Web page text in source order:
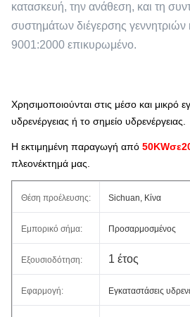
κατασκευή, την ανάθεση, και τη
συστημάτων διέγερσης γεννητριών
9001:2000 επικυρωμένο.
Χρησιμοποιούνται στις μέσο και μικρό
υδρενέργειας ή το σημείο υδρενέργειας.
Η εκτιμημένη παραγωγή από 50
πλεονέκτημά μας.
Θέση προέλευσης: Sichuan, Κίνα
Εμπορικό σήμα: Προσαρμοσμένος
Εξουσιοδότηση: 1 έτος
Εφαρμογή: Εγκαταστάσεις